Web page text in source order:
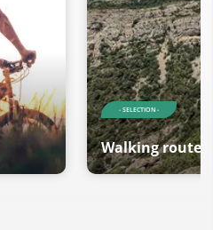
- SELECTION -
Walking routes